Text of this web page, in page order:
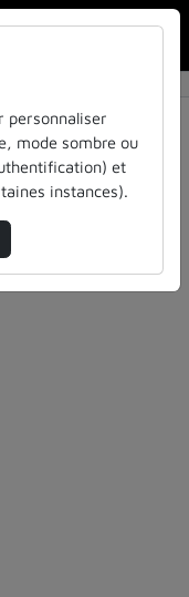
:
Allemand
personnaliser
mode sombre ou
et
instances).